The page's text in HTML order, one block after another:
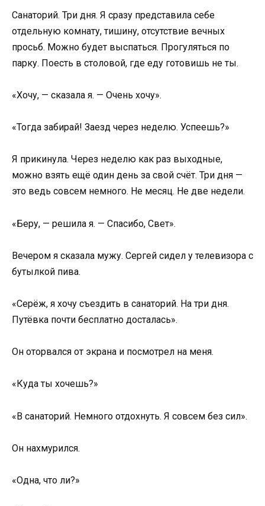
Санаторий. Три дня. Я сразу представила себе
отдельную комнату, тишину, отсутствие вечных
просьб. Можно будет выспаться. Прогуляться по
парку. Поесть в столовой, где еду готовишь не ты.
«Хочу, — сказала я. — Очень хочу».
«Тогда забирай! Заезд через неделю. Успеешь?»
Я прикинула. Через неделю как раз выходные,
можно взять ещё один день за свой счёт. Три дня —
это ведь совсем немного. Не месяц. Не две недели.
«Беру, — решила я. — Спасибо, Свет».
Вечером я сказала мужу. Сергей сидел у телевизора с
бутылкой пива.
«Серёж, я хочу съездить в санаторий. На три дня.
Путёвка почти бесплатно досталась».
Он оторвался от экрана и посмотрел на меня.
«Куда ты хочешь?»
«В санаторий. Немного отдохнуть. Я совсем без сил».
Он нахмурился.
«Одна, что ли?»